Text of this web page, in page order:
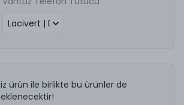
ürün ile birlikte bu ürünler de